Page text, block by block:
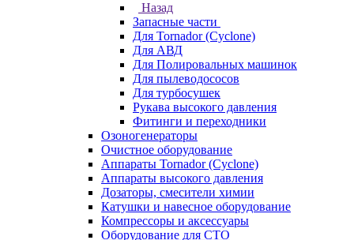
Назад
Запасные части
Для Tornador (Cyclone)
Для АВД
Для Полировальных машинок
Для пылеводососов
Для турбосушек
Рукава высокого давления
Фитинги и переходники
Озоногенераторы
Очистное оборудование
Аппараты Tornador (Cyclone)
Аппараты высокого давления
Дозаторы, смесители химии
Катушки и навесное оборудование
Компрессоры и аксессуары
Оборудование для СТО